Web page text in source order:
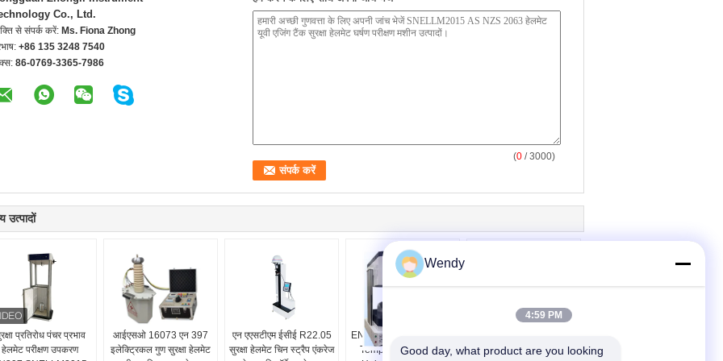
Co., Ltd.
से संपर्क करें: Ms. Fiona Zhong
+86 135 3248 7540
86-0769-3365-7986
(0 / 3000)
उत्पादों
प्रतिरोध पंचर प्रभाव
हेलमेट परीक्षण उपकरण
आईएसओ 16073 एन 397
इलेक्ट्रिकल गुण सुरक्षा हेलमेट
एन एएसटीएम ईसीई R22.05
सुरक्षा हेलमेट चिन स्ट्रैप एंकरेज
EN ASTM JIS Very High
Temperature Safety
लिए सुरक्षा हेलमेट प्रीट्रीटमेंट
Wendy
4:59 PM
Good day, what product are you looking